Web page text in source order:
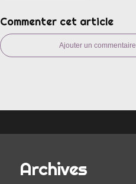
Commenter cet article
Ajouter un commentaire
Archives